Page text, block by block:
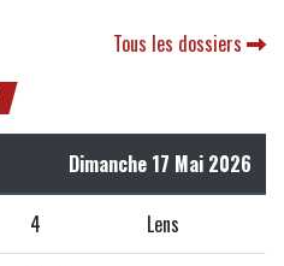
Tous les dossiers
Dimanche 17 Mai 2026
4 Lens